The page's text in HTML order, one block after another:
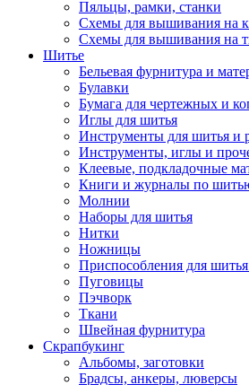
Пяльцы, рамки, станки
Схемы для вышивания на
Схемы для вышивания на
Шитье
Бельевая фурнитура и
Булавки
Бумага для чертежных и
Иглы для шитья
Инструменты для шитья и
Инструменты, иглы и
Клеевые, подкладочные
Книги и журналы по
Молнии
Наборы для шитья
Нитки
Ножницы
Приспособления для
Пуговицы
Пэчворк
Ткани
Швейная фурнитура
Скрапбукинг
Альбомы, заготовки
Брадсы, анкеры, люверсы